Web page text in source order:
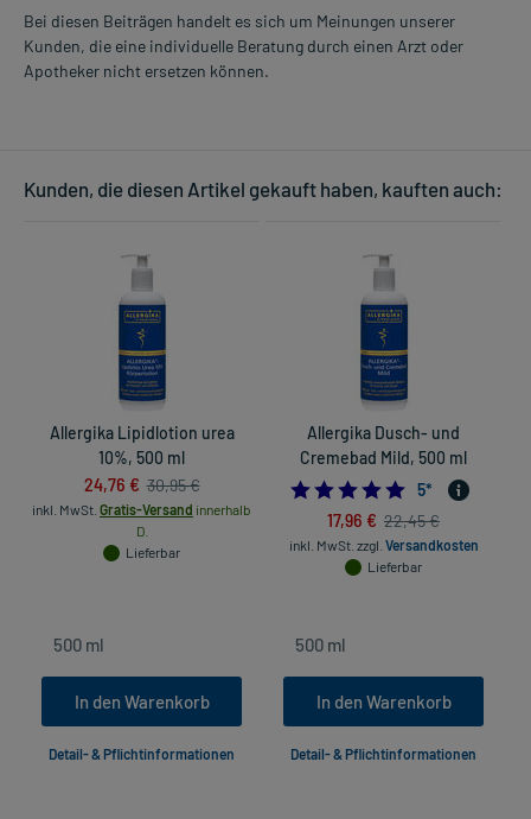
Bei diesen Beiträgen handelt es sich um Meinungen unserer
Kunden, die eine individuelle Beratung durch einen Arzt oder
Apotheker nicht ersetzen können.
Kunden, die diesen Artikel gekauft haben, kauften auch:
Allergika Lipidlotion urea
10%, 500 ml
24,76 € 30,95 €
inkl. MwSt. Gratis-Versand innerhalb
D.
Lieferbar
In den Warenkorb
Detail- & Pflichtinformationen
Allergika Dusch- und
Cremebad Mild, 500 ml
5.0
5*
17,96 € 22,45 €
inkl. MwSt. zzgl. Versandkosten
Lieferbar
In den Warenkorb
Detail- & Pflichtinformationen